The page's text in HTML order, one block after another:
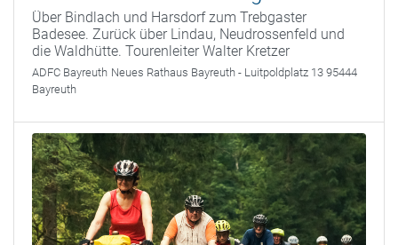
Über Bindlach und Harsdorf zum Trebgaster
Badesee. Zurück über Lindau, Neudrossenfeld und
die Waldhütte. Tourenleiter Walter Kretzer
ADFC Bayreuth Neues Rathaus Bayreuth - Luitpoldplatz 13 95444
Bayreuth